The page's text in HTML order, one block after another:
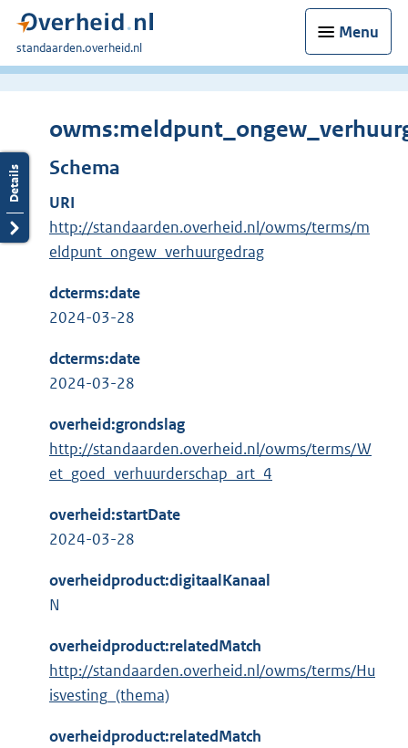
Menu
U
bent
standaarden.overheid.nl
Schema
URI
http://standaarden.overheid.nl/owms/terms/m
eldpunt_ongew_verhuurgedrag
dcterms:date
2024-03-28
dcterms:date
2024-03-28
overheid:grondslag
http://standaarden.overheid.nl/owms/terms/W
et_goed_verhuurderschap_art_4
overheid:startDate
2024-03-28
overheidproduct:digitaalKanaal
N
overheidproduct:relatedMatch
http://standaarden.overheid.nl/owms/terms/Hu
isvesting_(thema)
overheidproduct:relatedMatch